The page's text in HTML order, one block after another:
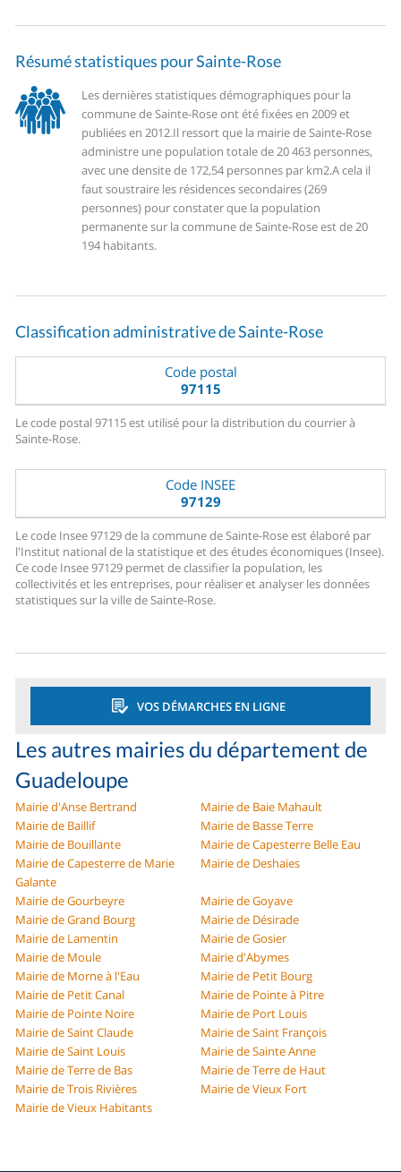
Résumé statistiques pour Sainte-Rose
Les dernières statistiques démographiques pour la
commune de Sainte-Rose ont été fixées en 2009 et
publiées en 2012.Il ressort que la mairie de Sainte-Rose
administre une population totale de 20 463 personnes,
avec une densite de 172,54 personnes par km2.A cela il
faut soustraire les résidences secondaires (269
personnes) pour constater que la population
permanente sur la commune de Sainte-Rose est de 20
194 habitants.
Classification administrative de Sainte-Rose
Code postal
97115
Le code postal 97115 est utilisé pour la distribution du courrier à
Sainte-Rose.
Code INSEE
97129
Le code Insee 97129 de la commune de Sainte-Rose est élaboré par
l'Institut national de la statistique et des études économiques (Insee).
Ce code Insee 97129 permet de classifier la population, les
collectivités et les entreprises, pour réaliser et analyser les données
statistiques sur la ville de Sainte-Rose.
VOS DÉMARCHES EN LIGNE
Les autres mairies du département de
Guadeloupe
Mairie d'Anse Bertrand
Mairie de Baie Mahault
Mairie de Baillif
Mairie de Basse Terre
Mairie de Bouillante
Mairie de Capesterre Belle Eau
Mairie de Capesterre de Marie
Galante
Mairie de Deshaies
Mairie de Gourbeyre
Mairie de Goyave
Mairie de Grand Bourg
Mairie de Désirade
Mairie de Lamentin
Mairie de Gosier
Mairie de Moule
Mairie d'Abymes
Mairie de Morne à l'Eau
Mairie de Petit Bourg
Mairie de Petit Canal
Mairie de Pointe à Pitre
Mairie de Pointe Noire
Mairie de Port Louis
Mairie de Saint Claude
Mairie de Saint François
Mairie de Saint Louis
Mairie de Sainte Anne
Mairie de Terre de Bas
Mairie de Terre de Haut
Mairie de Trois Rivières
Mairie de Vieux Fort
Mairie de Vieux Habitants